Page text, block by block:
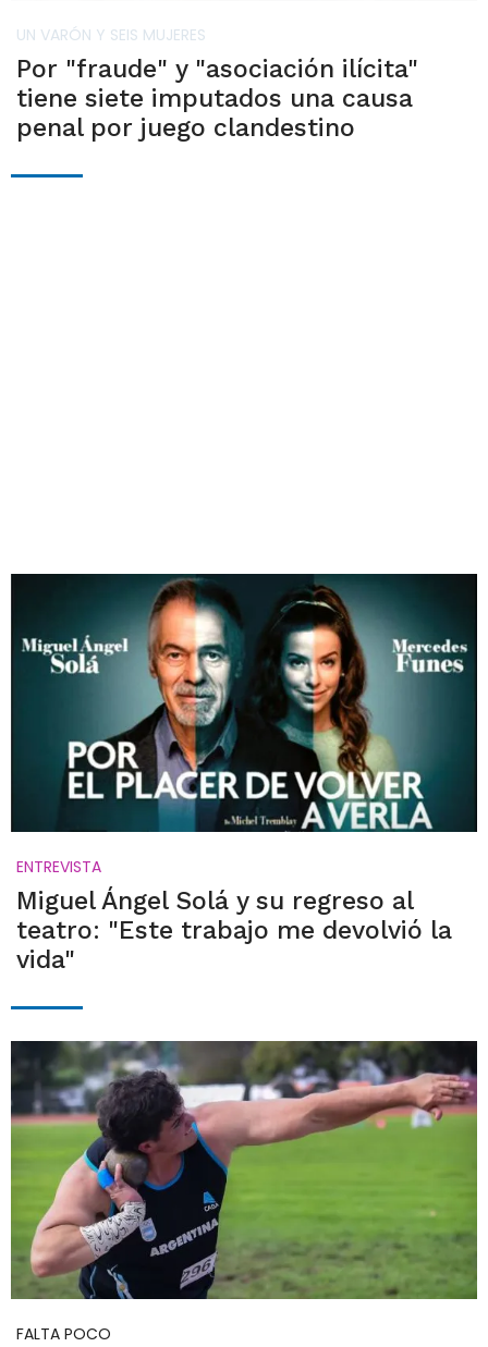
UN VARÓN Y SEIS MUJERES
Por "fraude" y "asociación ilícita"
tiene siete imputados una causa
penal por juego clandestino
ENTREVISTA
Miguel Ángel Solá y su regreso al
teatro: "Este trabajo me devolvió la
vida"
FALTA POCO